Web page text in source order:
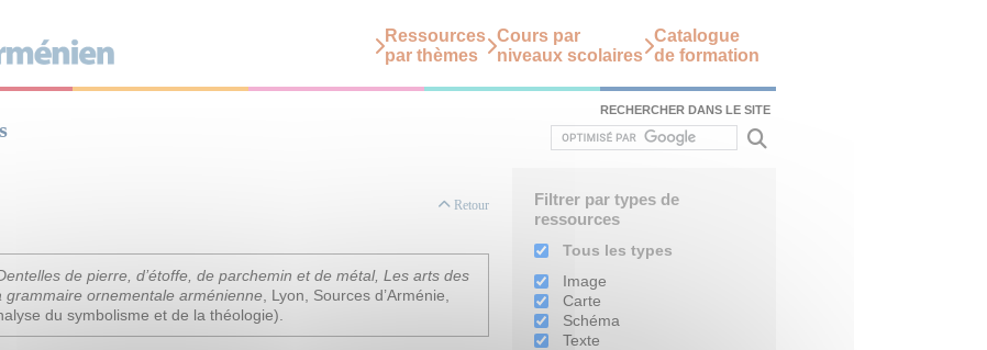
Ressources
par thèmes
Cours par
niveaux scolaires
Catalogue
de formation
RECHERCHER DANS LE SITE
Retour
de pierre, d’étoffe, de parchemin et de métal, Les arts des
grammaire ornementale arménienne , Lyon, Sources d’Arménie,
du symbolisme et de la théologie).
Filtrer par types de
ressources
Tous les types
Image
Carte
Schéma
Texte